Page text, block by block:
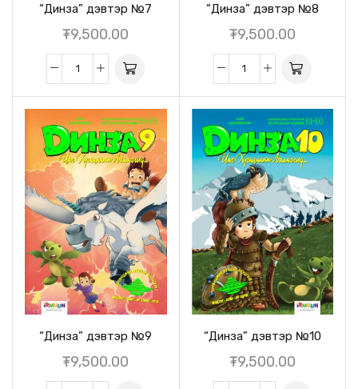
“Динза” дэвтэр №7
₮9,500.00
“Динза” дэвтэр №8
₮9,500.00
“Динза” дэвтэр №9
₮9,500.00
“Динза” дэвтэр №10
₮9,500.00